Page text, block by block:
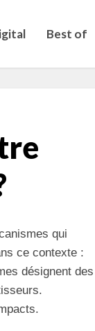
Best of
qui
ce contexte :
désignent des